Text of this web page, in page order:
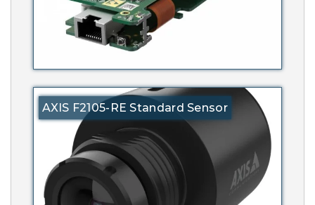
AXIS F2105-RE Standard Sensor